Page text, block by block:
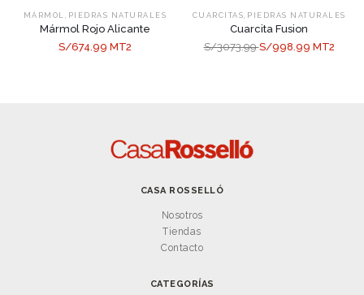
MÁRMOL PIEDRAS NATURALES
Mármol Rojo Alicante
S/674.99 MT2
CUARCITAS PIEDRAS NATURALES
Cuarcita Fusion
S/3073.99S/998.99 MT2
CASA ROSSELLÓ
Nosotros
Tiendas
Contacto
CATEGORÍAS